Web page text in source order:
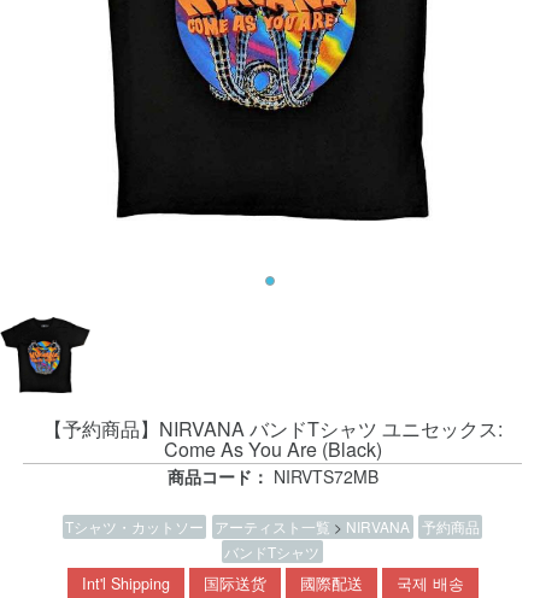
【予約商品】NIRVANA バンドTシャツ ユニセックス:
Come As You Are (Black)
商品コード： NIRVTS72MB
Tシャツ・カットソー アーティスト一覧 > NIRVANA 予約商品
バンドTシャツ
Int'l Shipping 国际送货 國際配送 국제 배송